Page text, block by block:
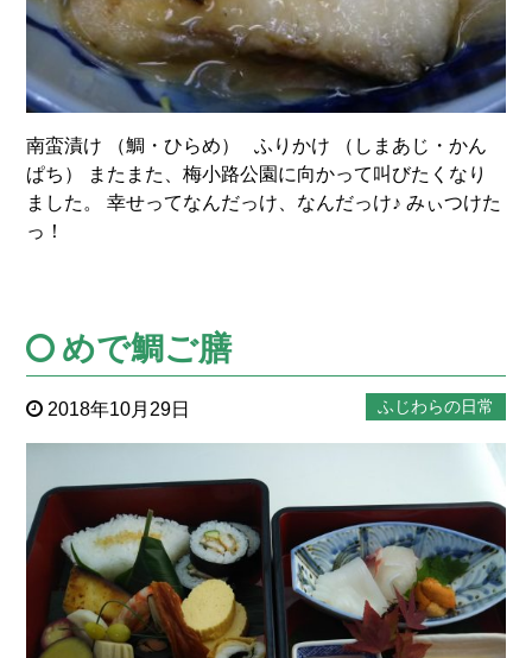
南蛮漬け （鯛・ひらめ） ふりかけ （しまあじ・かん
ぱち） またまた、梅小路公園に向かって叫びたくなり
ました。 幸せってなんだっけ、なんだっけ♪ みぃつけた
っ！
めで鯛ご膳
2018年10月29日 ふじわらの日常